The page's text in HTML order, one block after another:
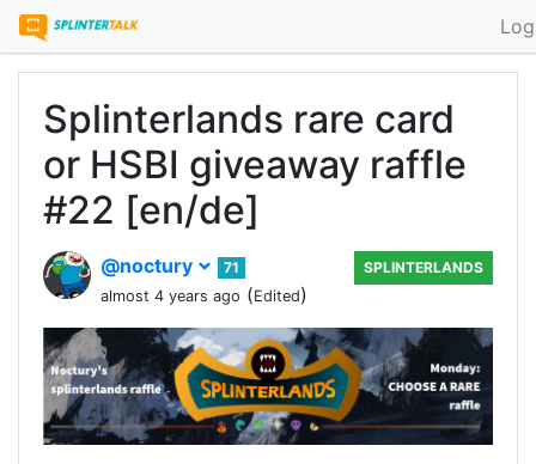
Splinterlands rare card
or HSBI giveaway raffle
#22 [en/de]
@noctury
71
almost 4 years ago (Edited)
SPLINTERLANDS